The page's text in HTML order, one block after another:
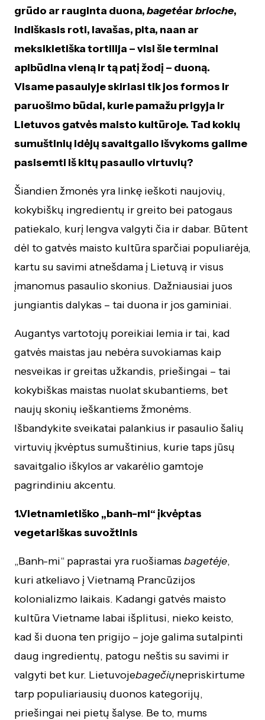
grūdo ar rauginta duona,bagetėarbrioche,
indiškasis roti, lavašas, pita, naan ar
meksikietiška tortilija – visi šie terminai
apibūdina vieną ir tą patį žodį – duoną.
Visame pasaulyje skiriasi tik jos formos ir
paruošimo būdai, kurie pamažu prigyja ir
Lietuvos gatvės maisto kultūroje. Tad kokių
sumuštinių idėjų savaitgalio išvykoms galime
pasisemti iš kitų pasaulio virtuvių?
Šiandien žmonės yra linkę ieškoti naujovių,
kokybiškų ingredientų ir greito bei patogaus
patiekalo, kurį lengva valgyti čia ir dabar. Būtent
dėl to gatvės maisto kultūra sparčiai populiarėja,
kartu su savimi atnešdama į Lietuvą ir visus
įmanomus pasaulio skonius. Dažniausiai juos
jungiantis dalykas – tai duona ir jos gaminiai.
Augantys vartotojų poreikiai lemia ir tai, kad
gatvės maistas jau nebėra suvokiamas kaip
nesveikas ir greitas užkandis, priešingai – tai
kokybiškas maistas nuolat skubantiems, bet
naujų skonių ieškantiems žmonėms.
Išbandykite sveikatai palankius ir pasaulio šalių
virtuvių įkvėptus sumuštinius, kurie taps jūsų
savaitgalio iškylos ar vakarėlio gamtoje
pagrindiniu akcentu.
1.Vietnamietiško „banh-mi“ įkvėptas
vegetariškas suvožtinis
„Banh-mi“ paprastai yra ruošiamas bagetėje,
kuri atkeliavo į Vietnamą Prancūzijos
kolonializmo laikais. Kadangi gatvės maisto
kultūra Vietname labai išplitusi, nieko keisto,
kad ši duona ten prigijo – joje galima sutalpinti
daug ingredientų, patogu neštis su savimi ir
valgyti bet kur. Lietuvojebagečiųnepriskirtume
tarp populiariausių duonos kategorijų,
priešingai nei pietų šalyse. Be to, mums